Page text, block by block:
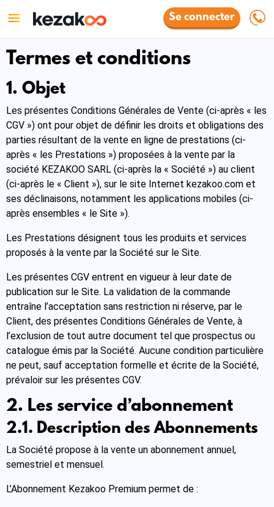
Se connecter
Termes et conditions
1. Objet
Les présentes Conditions Générales de Vente (ci-après « les
CGV ») ont pour objet de définir les droits et obligations des
parties résultant de la vente en ligne de prestations (ci-
après « les Prestations ») proposées à la vente par la
société KEZAKOO SARL (ci-après la « Société ») au client
(ci-après le « Client »), sur le site Internet kezakoo.com et
ses déclinaisons, notamment les applications mobiles (ci-
après ensembles « le Site »).
Les Prestations désignent tous les produits et services
proposés à la vente par la Société sur le Site.
Les présentes CGV entrent en vigueur à leur date de
publication sur le Site. La validation de la commande
entraîne l’acceptation sans restriction ni réserve, par le
Client, des présentes Conditions Générales de Vente, à
l’exclusion de tout autre document tel que prospectus ou
catalogue émis par la Société. Aucune condition particulière
ne peut, sauf acceptation formelle et écrite de la Société,
prévaloir sur les présentes CGV.
2. Les service d’abonnement
2.1. Description des Abonnements
La Société propose à la vente un abonnement annuel,
semestriel et mensuel.
L’Abonnement Kezakoo Premium permet de :